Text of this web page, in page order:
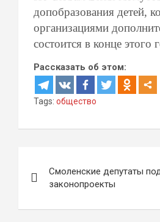
допобразования детей,
организациями
состоится в конце этого
Рассказать об этом:
Tags: общество
по
записям
Смоленские депутаты
законопроекты